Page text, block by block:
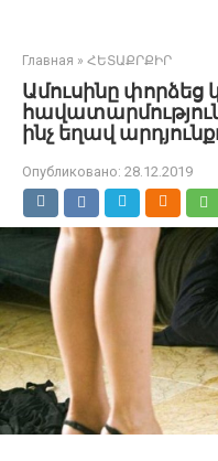
Главная » ՀԵՏԱՔՐՔԻՐ
Ամուսինը փորձեց
ինչ եղավ
Опубликовано: 28.12.2019